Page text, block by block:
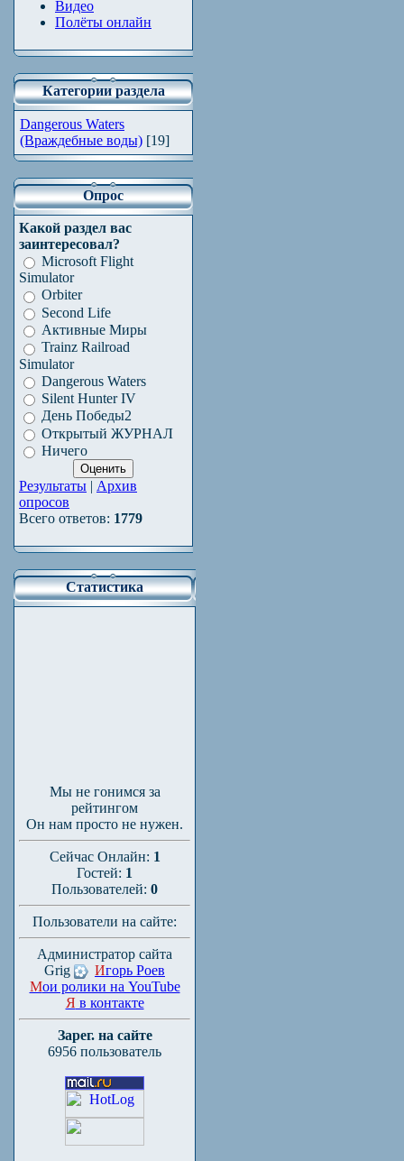
Видео
Полёты онлайн
Категории раздела
Dangerous Waters
(Враждебные воды) [19]
Опрос
Какой раздел вас
заинтересовал?
Microsoft Flight
Simulator
Orbiter
Second Life
Активные Миры
Trainz Railroad
Simulator
Dangerous Waters
Silent Hunter IV
День Победы2
Открытый ЖУРНАЛ
Ничего
Результаты | Архив
опросов
Всего ответов: 1779
Статистика
Мы не гонимся за
рейтингом
Он нам просто не нужен.
Сейчас Онлайн: 1
Гостей: 1
Пользователей: 0
Пользователи на сайте:
Администратор сайта
Grig
Игорь Роев
Мои ролики на YouTube
Я в контакте
Зарег. на сайте
6956 пользователь